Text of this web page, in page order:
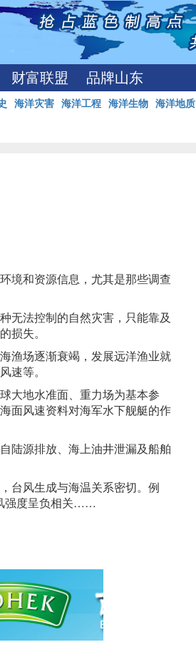
财富联盟 品牌山东
海洋灾害 海洋工程 海洋生物 海洋地质
境和资源信息，尤其是那些调查
无法控制的自然灾害，只能靠及
损失。
渔场逐渐衰竭，发展远洋渔业就
速等。
大地水准面、重力场为基本参
面风速资料对海军水下舰艇的作
陆源排放、海上油井泄漏及船舶
台风生成与海温关系密切。例
强度呈负相关……